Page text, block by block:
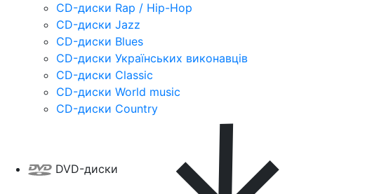
CD-диски Rap / Hip-Hop
CD-диски Jazz
CD-диски Blues
CD-диски Українських виконавців
CD-диски Classic
CD-диски World music
CD-диски Country
DVD-диски